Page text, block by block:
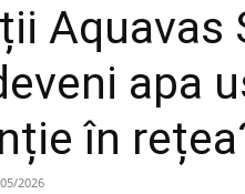
Aquavas
apa
în
2026